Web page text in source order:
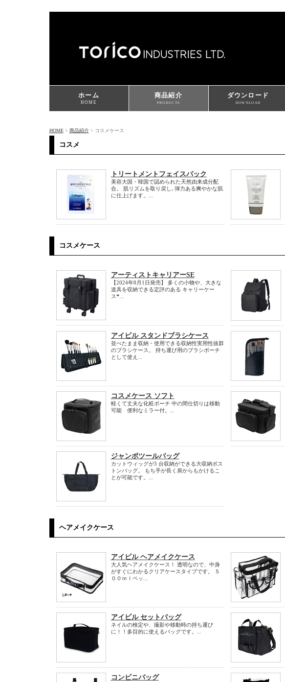
ホーム
HOME
商品紹介
PRODUCTS
ダウンロード
DOWNLOAD
HOME> 商品紹介> コスメケース
コスメ
トリートメントフェイスパック
美容大国・韓国で認められた天然由来成分配
合。 肌リズムを取り戻し､弾力ある爽やかな肌
に仕上げます。...
コスメケース
アーティストキャリアーSE
【2024年8月1日発売】 多くの小物や、大きな
道具を収納できる定評のある キャリーケー
ス❝...
アイビル スタンドブラシケース
並べたまま収納・使用できる収納性実用性抜群
のブラシケース。 持ち運び用のブラシポーチ
として使え...
コスメケース ソフト
軽くて丈夫な化粧ポーチ 中の間仕切りは移動
可能 便利なミラー付。...
ジャンボツールバッグ
カットウィッグが3 台収納ができる大収納ボス
トンバッグ。 もち手が長く肩からもかけるこ
とが可能です。...
ヘアメイクケース
アイビル ヘアメイクケース
大人気ヘアメイクケース！ 透明なので、中身
がすぐにわかるクリアケースタイプです。 ５
００ｍｌペッ...
アイビル セットバッグ
ネイルの検定や、撮影や移動時の持ち運び
に！！多目的に使えるバッグです。...
コンビニバッグ